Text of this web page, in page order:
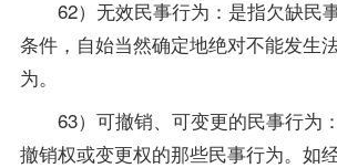
62）无效民事行为：是指欠缺民
条件，自始当然确定地绝对不能发生
为。
63）可撤销、可变更的民事行为
撤销权或变更权的那些民事行为。如